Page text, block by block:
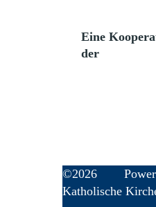
Eine
der
©2026
Katholische